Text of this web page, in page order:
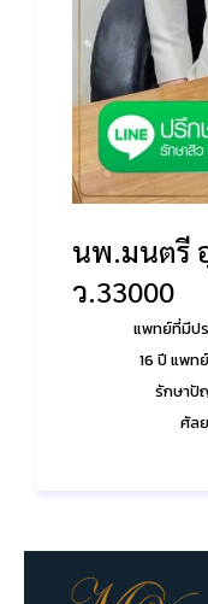
นพ.มนตรี
ว.33000
แพทย์ที่มีป
16 ปี แพท
รักษาปั
ศัล